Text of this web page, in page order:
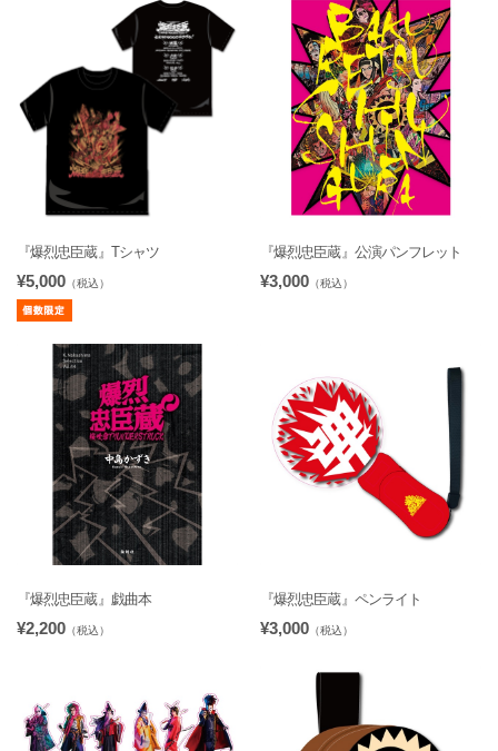
『爆烈忠臣蔵』Tシャツ
¥5,000 （税込）
『爆烈忠臣蔵』公演パンフレット
¥3,000 （税込）
『爆烈忠臣蔵』戯曲本
¥2,200 （税込）
『爆烈忠臣蔵』ペンライト
¥3,000 （税込）